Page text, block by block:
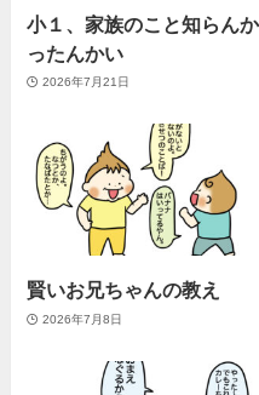
小１、家族のこと知らんか
ったんかい
2026年7月21日
賢いお兄ちゃんの教え
2026年7月8日